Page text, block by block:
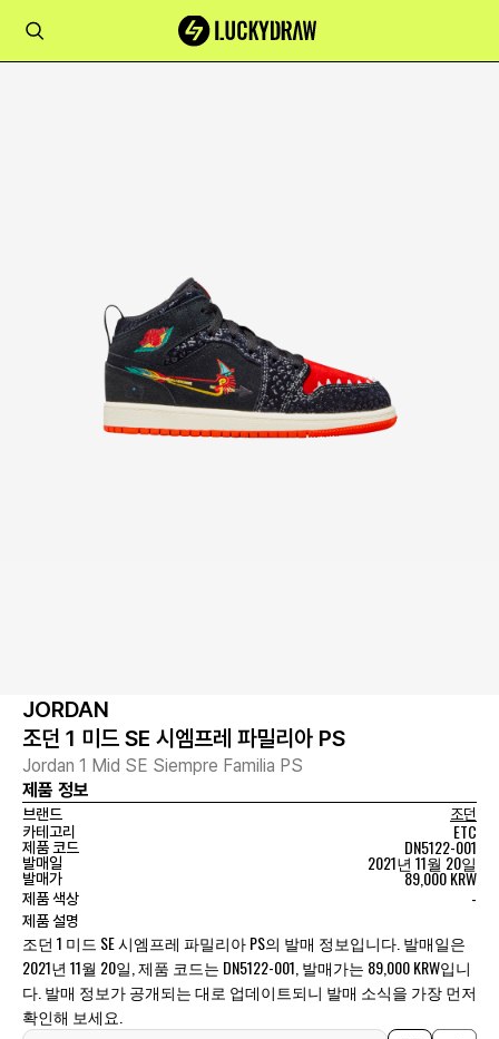
JORDAN
조던 1 미드 SE 시엠프레 파밀리아 PS
Jordan 1 Mid SE Siempre Familia PS
제품 정보
브랜드
조던
카테고리
ETC
제품 코드 DN5122-001
발매일 2021년 11월 20일
발매가 89,000 KRW
제품 색상 -
제품 설명
조던 1 미드 SE 시엠프레 파밀리아 PS의 발매 정보입니다. 발매일은
2021년 11월 20일, 제품 코드는 DN5122-001, 발매가는 89,000 KRW입니
다. 발매 정보가 공개되는 대로 업데이트되니 발매 소식을 가장 먼저
확인해 보세요.